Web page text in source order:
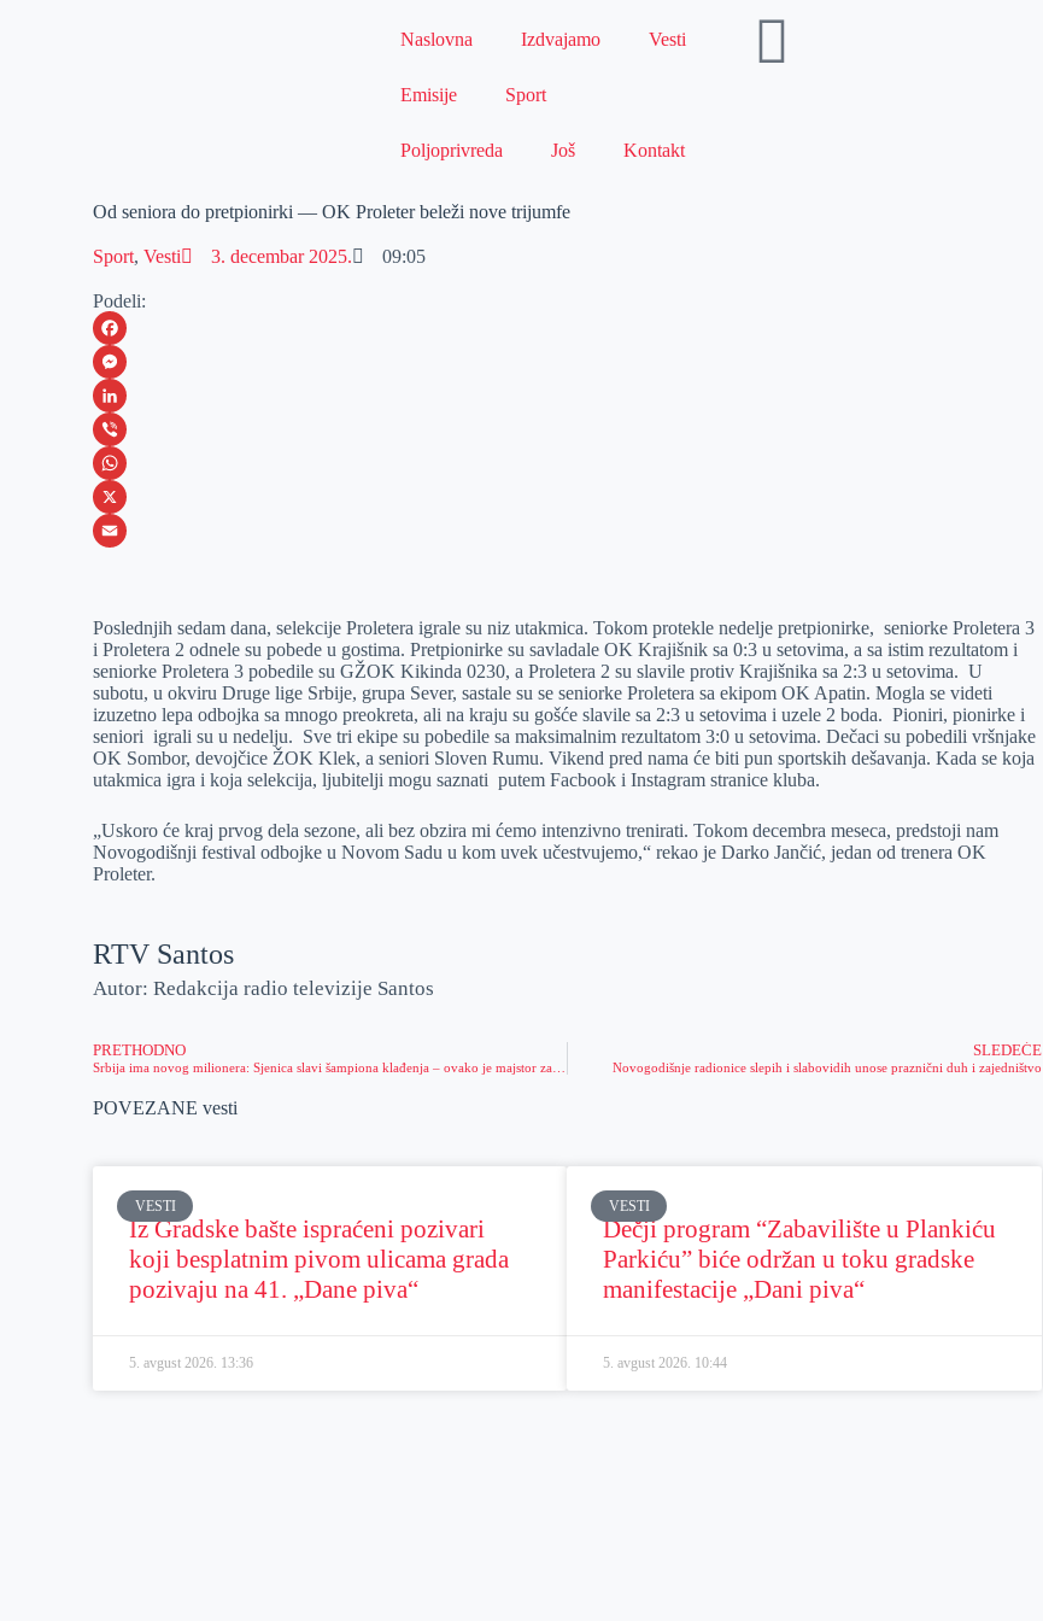
Naslovna Izdvajamo Vesti
Emisije Sport
Poljoprivreda Još Kontakt
Od seniora do pretpionirki — OK Proleter beleži nove trijumfe
Sport,Vesti 3. decembar 2025. 09:05
Podeli:
F
a
c
e
b
o
M
e
s
s
e
e
r
L
i
n
k
I
n
V
i
b
W
h
s
A
p
p
X
a
i
l
Poslednjih sedam dana, selekcije Proletera igrale su niz utakmica. Tokom protekle nedelje pretpionirke, seniorke Proletera 3
i Proletera 2 odnele su pobede u gostima. Pretpionirke su savladale OK Krajišnik sa 0:3 u setovima, a sa istim rezultatom i
seniorke Proletera 3 pobedile su GŽOK Kikinda 0230, a Proletera 2 su slavile protiv Krajišnika sa 2:3 u setovima. U
subotu, u okviru Druge lige Srbije, grupa Sever, sastale su se seniorke Proletera sa ekipom OK Apatin. Mogla se videti
izuzetno lepa odbojka sa mnogo preokreta, ali na kraju su gošće slavile sa 2:3 u setovima i uzele 2 boda. Pioniri, pionirke i
seniori igrali su u nedelju. Sve tri ekipe su pobedile sa maksimalnim rezultatom 3:0 u setovima. Dečaci su pobedili vršnjake
OK Sombor, devojčice ŽOK Klek, a seniori Sloven Rumu. Vikend pred nama će biti pun sportskih dešavanja. Kada se koja
utakmica igra i koja selekcija, ljubitelji mogu saznati putem Facbook i Instagram stranice kluba.
„Uskoro će kraj prvog dela sezone, ali bez obzira mi ćemo intenzivno trenirati. Tokom decembra meseca, predstoji nam
Novogodišnji festival odbojke u Novom Sadu u kom uvek učestvujemo,“ rekao je Darko Jančić, jedan od trenera OK
Proleter.
RTV Santos
Autor: Redakcija radio televizije Santos
PRETHODNO SLEDEĆE
Novogodišnje radionice slepih i slabovidih unose praznični duh i zajedništvo
POVEZANE vesti
VESTI
Iz Gradske bašte ispraćeni pozivari
koji besplatnim pivom ulicama grada
pozivaju na 41. „Dane piva“
5. avgust 2026. 13:36
VESTI
Dečji program “Zabavilište u Plankiću
Parkiću” biće održan u toku gradske
manifestacije „Dani piva“
5. avgust 2026. 10:44